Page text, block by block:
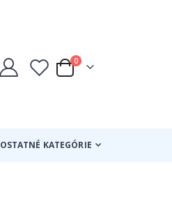
Cart
0položky
OSTATNÉ KATEGÓRIE